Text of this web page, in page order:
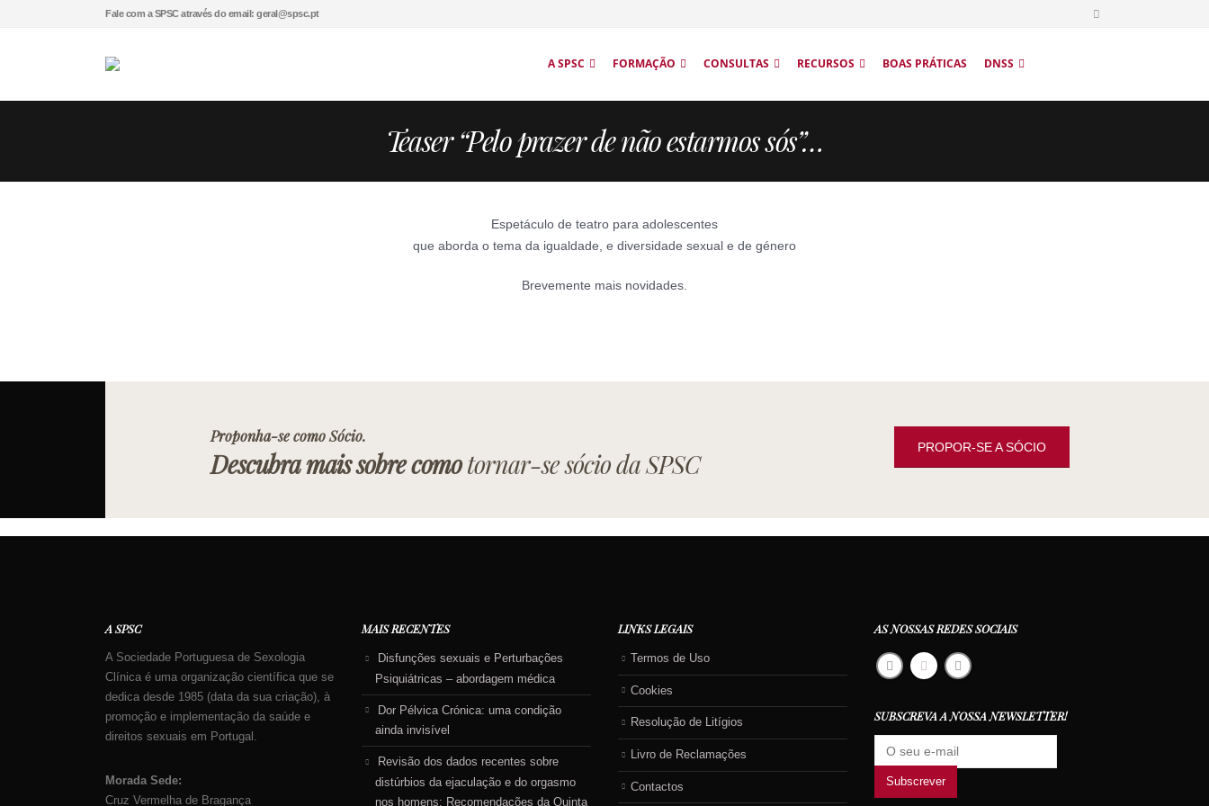
Fale com a SPSC através do email: geral@spsc.pt
A SPSC FORMAÇÃO CONSULTAS RECURSOS BOAS PRÁTICAS DNSS
Teaser “Pelo prazer de não estarmos sós”…
Espetáculo de teatro para adolescentes
que aborda o tema da igualdade, e diversidade sexual e de género
Brevemente mais novidades.
Proponha-se como Sócio.
Descubra mais sobre comotornar-se sócio da SPSC
PROPOR-SE A SÓCIO
A SPSC
A Sociedade Portuguesa de Sexologia
Clínica é uma organização científica que se
dedica desde 1985 (data da sua criação), à
promoção e implementação da saúde e
direitos sexuais em Portugal.
Morada Sede:
Cruz Vermelha de Bragança
MAIS RECENTES
Disfunções sexuais e Perturbações
Psiquiátricas – abordagem médica
Dor Pélvica Crónica: uma condição
ainda invisível
Revisão dos dados recentes sobre
distúrbios da ejaculação e do orgasmo
nos homens: Recomendações da Quinta
LINKS LEGAIS
Termos de Uso
Cookies
Resolução de Litígios
Livro de Reclamações
Contactos
AS NOSSAS REDES SOCIAIS
SUBSCREVA A NOSSA NEWSLETTER!